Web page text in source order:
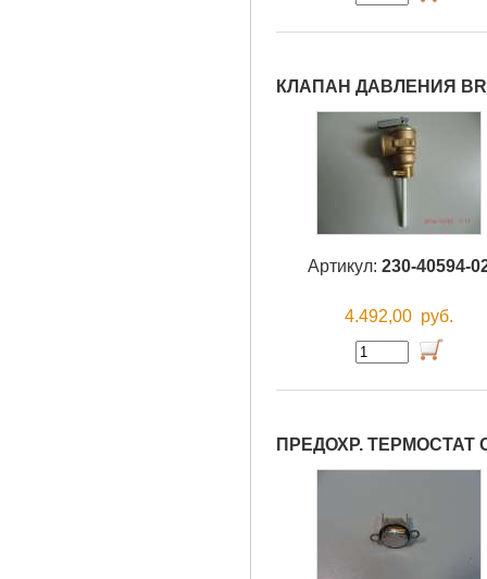
КЛАПАН ДАВЛЕНИЯ
Артикул: 230-40594-
4.492,00 руб.
ПРЕДОХР. ТЕРМОСТАТ